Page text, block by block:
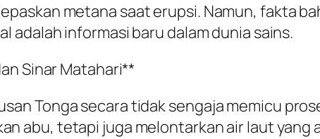
metana saat erupsi. Namun, fakta
adalah informasi baru dalam dunia sains.
Sinar Matahari**
Tonga secara tidak sengaja memicu
abu, tetapi juga melontarkan air laut yang